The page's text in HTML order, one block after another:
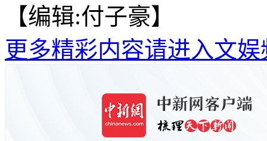
【编辑:付子豪】
更多精彩内容请进入文娱